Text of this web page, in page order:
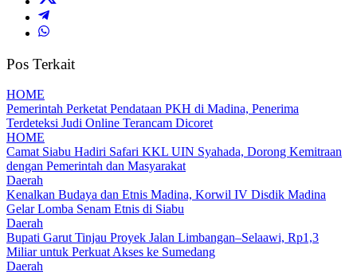
Pos Terkait
HOME
Pemerintah Perketat Pendataan PKH di Madina, Penerima
Terdeteksi Judi Online Terancam Dicoret
HOME
Camat Siabu Hadiri Safari KKL UIN Syahada, Dorong Kemitraan
dengan Pemerintah dan Masyarakat
Daerah
Kenalkan Budaya dan Etnis Madina, Korwil IV Disdik Madina
Gelar Lomba Senam Etnis di Siabu
Daerah
Bupati Garut Tinjau Proyek Jalan Limbangan–Selaawi, Rp1,3
Miliar untuk Perkuat Akses ke Sumedang
Daerah